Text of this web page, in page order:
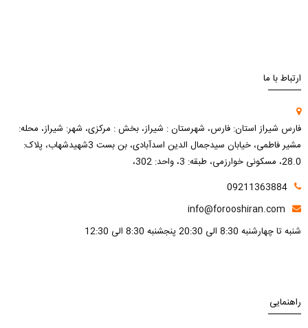
ارتباط با ما
فارس شیراز استان: فارس، شهرستان : شیراز، بخش : مرکزی، شهر: شیراز، محله:
مشیر فاطمی، خیابان سیدجمال الدین اسدآبادی، بن بست 3شهیدشهاب، پلاک:
28.0، مسکونی خوارزمی، طبقه: 3، واحد: 302،
09211363884
info@forooshiran.com
شنبه تا چهارشنبه 8:30 الی 20:30 پنجشنبه 8:30 الی 12:30
راهنمایی